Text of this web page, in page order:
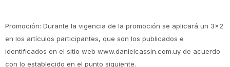
Promoción: Durante la vigencia de la promoción se aplicará un 3x2
en los artículos participantes, que son los publicados e
identificados en el sitio web www.danielcassin.com.uy de acuerdo
con lo establecido en el punto siguiente.